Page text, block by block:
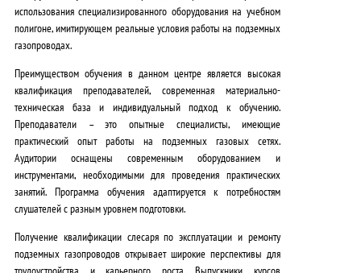
использования специализированного оборудования на учебном
полигоне, имитирующем реальные условия работы на подземных
газопроводах.
Преимуществом обучения в данном центре является высокая
квалификация преподавателей, современная материально-
техническая база и индивидуальный подход к обучению.
Преподаватели – это опытные специалисты, имеющие
практический опыт работы на подземных газовых сетях.
Аудитории оснащены современным оборудованием и
инструментами, необходимыми для проведения практических
занятий. Программа обучения адаптируется к потребностям
слушателей с разным уровнем подготовки.
Получение квалификации слесаря по эксплуатации и ремонту
подземных газопроводов открывает широкие перспективы для